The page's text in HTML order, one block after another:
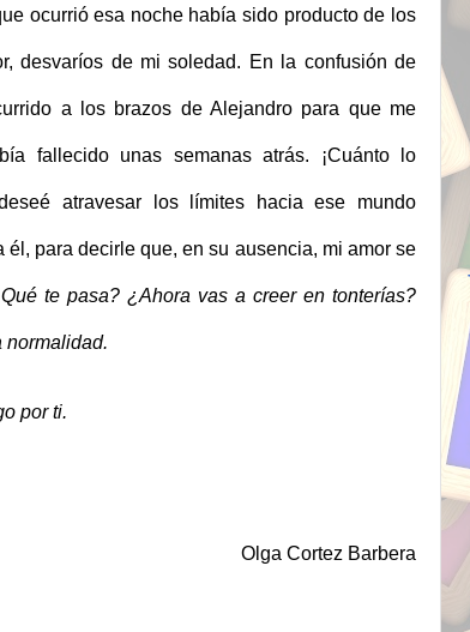
ocurrió esa noche había sido producto de los
desvaríos de mi soledad. En la confusión de
a los brazos de Alejandro para que me
fallecido unas semanas atrás. ¡Cuánto lo
atravesar los límites hacia ese mundo
para decirle que, en su ausencia, mi amor se
te pasa? ¿Ahora vas a creer en tonterías?
normalidad.
por ti.
Olga Cortez Barbera